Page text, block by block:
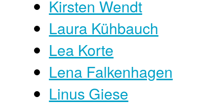
Kirsten Wendt
Laura Kühbauch
Lea Korte
Lena Falkenhagen
Linus Giese